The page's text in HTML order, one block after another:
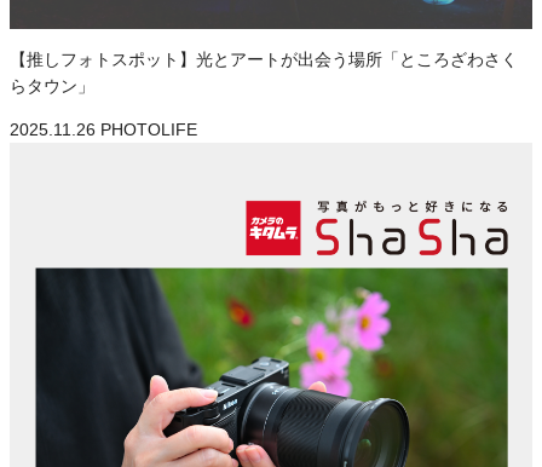
【推しフォトスポット】光とアートが出会う場所「ところざわさく
らタウン」
2025.11.26 PHOTOLIFE